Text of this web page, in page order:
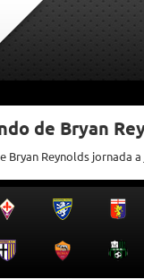
de Bryan
Bryan Reynolds jornada